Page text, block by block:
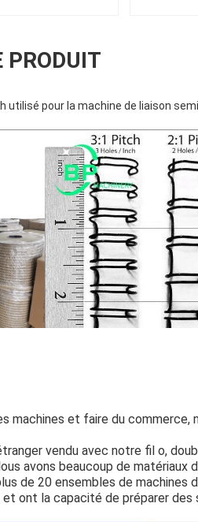
PRODUIT
utilisé pour la machine de liaison
machines et faire du commerce,
vendu avec notre fil o,
avons beaucoup de matériaux
de 20 ensembles de machines
ont la capacité de préparer